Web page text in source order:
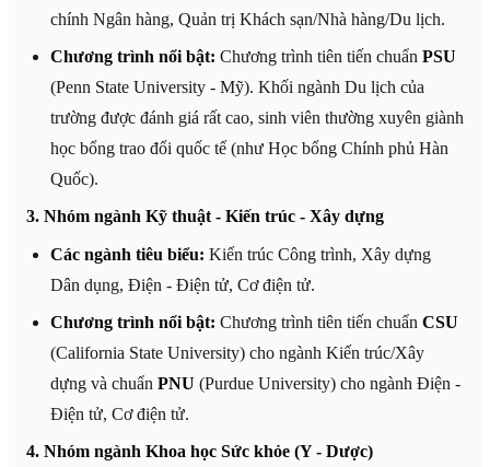
chính Ngân hàng, Quản trị Khách sạn/Nhà hàng/Du lịch.
Chương trình nổi bật: Chương trình tiên tiến chuẩn PSU
(Penn State University - Mỹ). Khối ngành Du lịch của
trường được đánh giá rất cao, sinh viên thường xuyên giành
học bổng trao đổi quốc tế (như Học bổng Chính phủ Hàn
Quốc).
3. Nhóm ngành Kỹ thuật - Kiến trúc - Xây dựng
Các ngành tiêu biểu: Kiến trúc Công trình, Xây dựng
Dân dụng, Điện - Điện tử, Cơ điện tử.
Chương trình nổi bật: Chương trình tiên tiến chuẩn CSU
(California State University) cho ngành Kiến trúc/Xây
dựng và chuẩn PNU (Purdue University) cho ngành Điện -
Điện tử, Cơ điện tử.
4. Nhóm ngành Khoa học Sức khỏe (Y - Dược)